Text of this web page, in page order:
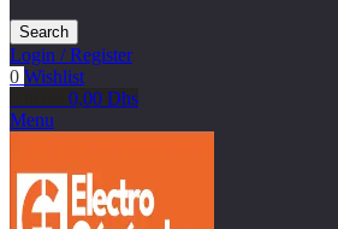
Search
Login / Register
0 Wishlist
0,00 Dhs
Menu